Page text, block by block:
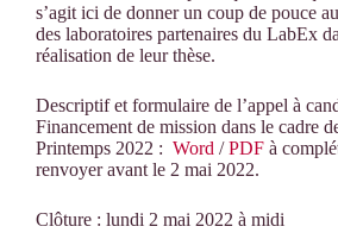
s’agit ici de donner un coup de pouce
des laboratoires partenaires du LabEx
réalisation de leur thèse.
Descriptif et formulaire de l’appel à
Financement de mission dans le cadre
Printemps 2022 : Word /PDF à
renvoyer avant le 2 mai 2022.
Clôture : lundi 2 mai 2022 à midi